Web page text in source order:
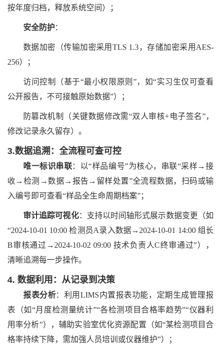
按年度归档，释放系统空间）；
安全防护：
数据加密（传输加密采用 TLS 1.3，存储加密采用AES-
256）；
访问控制（基于“最小权限原则”，如“实习生仅可查看
公开报告，不可接触原始数据”）；
防篡改机制（关键数据修改需“双人审核+电子签名”，
修改记录永久留存）。
3.数据追溯：全流程可查可控
唯一标识串联：以“样品编号”为核心，串联“采样→接
收→检测→数据→报告→留样处置”全流程数据，扫码或输
入编号即可查看“样品全生命周期档案”；
审计追踪可视化：支持以时间轴形式展示数据变更（如
“2024-10-01 10:00 检测员A录入数据→2024-10-01 14:00 组长
B审核通过→2024-10-02 09:00 技术负责人C终审通过”），
清晰追溯每一步操作。
4. 数据利用：从记录到决策
报表分析：利用LIMS内置报表功能，定期生成管理报
表（如“月度检测量统计”“各检测项目合格率趋势”“仪器利
用率分析”），辅助实验室优化资源配置（如“某检测项目合
格率持续下降，需加强人员培训或仪器维护”）；